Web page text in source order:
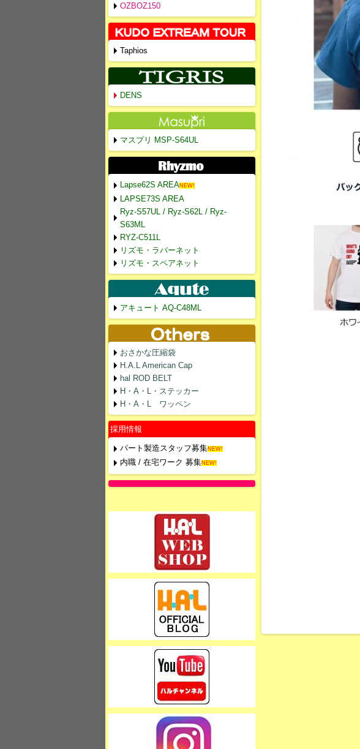
OZBOZ150
Taphios
DENS
マスプリ MSP-S64UL
Lapse62S AREANEW!
LAPSE73S AREA
Ryz-S57UL / Ryz-S62L / Ryz-
S63ML
RYZ-C511L
リズモ・ラバーネット
リズモ・スペアネット
アキュート AQ-C48ML
おさかな圧縮袋
H.A.L American Cap
hal ROD BELT
H・A・L・ステッカー
H・A・L ワッペン
採用情報
パート製造スタッフ募集NEW!
内職 / 在宅ワーク 募集NEW!